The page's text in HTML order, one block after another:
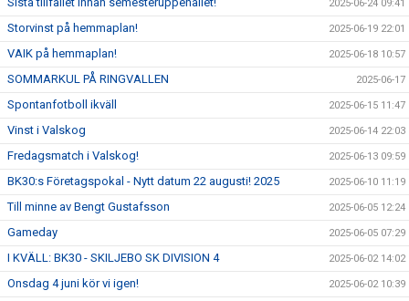
2025-06-24 09:41
Storvinst på hemmaplan! 2025-06-19 22:01
VAIK på hemmaplan! 2025-06-18 10:57
SOMMARKUL PÅ RINGVALLEN 2025-06-17
Spontanfotboll ikväll 2025-06-15 11:47
Vinst i Valskog 2025-06-14 22:03
Fredagsmatch i Valskog! 2025-06-13 09:59
BK30:s Företagspokal - Nytt datum 22 augusti! 2025 2025-06-10 11:19
Till minne av Bengt Gustafsson 2025-06-05 12:24
Gameday 2025-06-05 07:29
I KVÄLL: BK30 - SKILJEBO SK DIVISION 4 2025-06-02 14:02
Onsdag 4 juni kör vi igen! 2025-06-02 10:39